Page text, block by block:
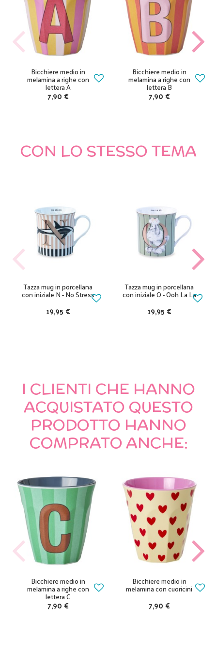
Bicchiere medio in
melamina a righe con
lettera A
7,90 €
Bicchiere medio in
melamina a righe con
lettera B
7,90 €
CON LO STESSO TEMA
Tazza mug in porcellana
con iniziale N - No Stress
19,95 €
Tazza mug in porcellana
con iniziale O - Ooh La La
19,95 €
I CLIENTI CHE HANNO
ACQUISTATO QUESTO
PRODOTTO HANNO
COMPRATO ANCHE:
Bicchiere medio in
melamina a righe con
lettera C
7,90 €
Bicchiere medio in
melamina con cuoricini
7,90 €